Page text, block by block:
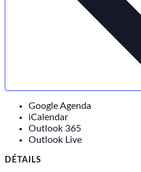
Google Agenda
iCalendar
Outlook 365
Outlook Live
DÉTAILS